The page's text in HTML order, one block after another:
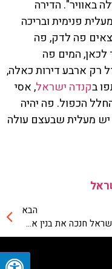
באוויר". הדירה
כוללת מעלית פנימית ובריכה
פה לדק, פה
לכאן, המים פה
רק ארבע דירות כאלה,
בקנדה ישראל, אסי
הכפול. פה יהיה
יש מעלית שבעצם עולה
הבא
קנדה ישראל חנכה את בנין אלקטרה